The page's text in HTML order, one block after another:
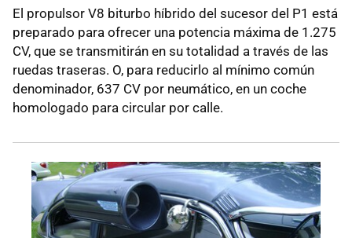
El propulsor V8 biturbo híbrido del sucesor del P1 está
preparado para ofrecer una potencia máxima de 1.275
CV, que se transmitirán en su totalidad a través de las
ruedas traseras. O, para reducirlo al mínimo común
denominador, 637 CV por neumático, en un coche
homologado para circular por calle.